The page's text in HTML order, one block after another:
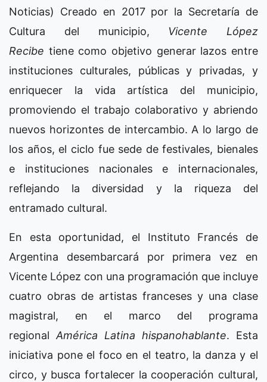
Noticias) Creado en 2017 por la Secretaría de
Cultura del municipio, Vicente López
Recibe tiene como objetivo generar lazos entre
instituciones culturales, públicas y privadas, y
enriquecer la vida artística del municipio,
promoviendo el trabajo colaborativo y abriendo
nuevos horizontes de intercambio. A lo largo de
los años, el ciclo fue sede de festivales, bienales
e instituciones nacionales e internacionales,
reflejando la diversidad y la riqueza del
entramado cultural.
En esta oportunidad, el Instituto Francés de
Argentina desembarcará por primera vez en
Vicente López con una programación que incluye
cuatro obras de artistas franceses y una clase
magistral, en el marco del programa
regional América Latina hispanohablante. Esta
iniciativa pone el foco en el teatro, la danza y el
circo, y busca fortalecer la cooperación cultural,